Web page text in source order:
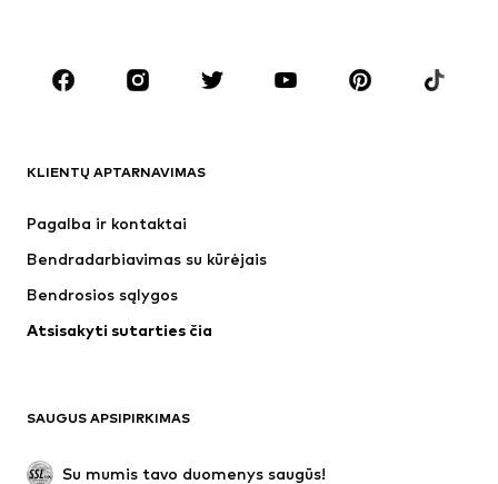
Aksesuarai
Premium
Naujienos
Marškinėliai ir palaidinės
Striukės
Megztiniai ir megzti drabužiai
Apatiniai
Paltai
Proginiai
Išskirtiniai
KLIENTŲ APTARNAVIMAS
Pagalba ir kontaktai
Bendradarbiavimas su kūrėjais
Bendrosios sąlygos
Atsisakyti sutarties čia
SAUGUS APSIPIRKIMAS
Su mumis tavo duomenys saugūs!